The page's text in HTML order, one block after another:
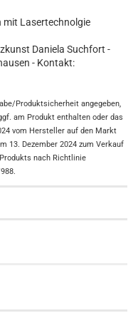
mit Lasertechnolgie
Daniela Suchfort -
- Kontakt:
Produktsicherheit angegeben,
am Produkt enthalten oder das
vom Hersteller auf den Markt
13. Dezember 2024 zum Verkauf
nach Richtlinie